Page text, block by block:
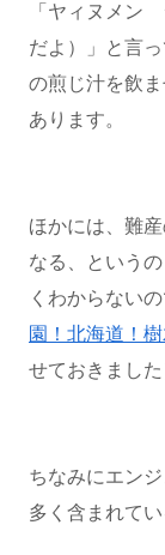
「ヤィヌメン
だよ）」と言
の煎じ汁を飲
あります。
ほかには、難
なる、という
くわからない
園！北海道！
せておきました
ちなみにエン
多く含まれてい